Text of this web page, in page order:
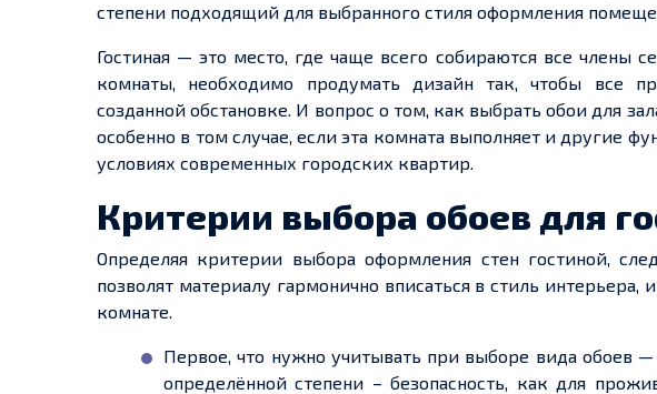
степени подходящий для выбранного стиля оформления
Гостиная — это место, где чаще всего собираются все члены
комнаты, необходимо продумать дизайн так, чтобы все
созданной обстановке. И вопрос о том, как выбрать обои для
особенно в том случае, если эта комната выполняет и другие
условиях современных городских квартир.
Критерии выбора обоев для
Определяя критерии выбора оформления стен гостиной,
позволят материалу гармонично вписаться в стиль
комнате.
Первое, что нужно учитывать при выборе вида обоев —
определённой степени – безопасность, как для